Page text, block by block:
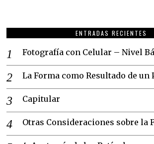
ENTRADAS RECIENTES
Fotografía con Celular – Nivel
La Forma como Resultado de un
Capitular
Otras Consideraciones sobre la